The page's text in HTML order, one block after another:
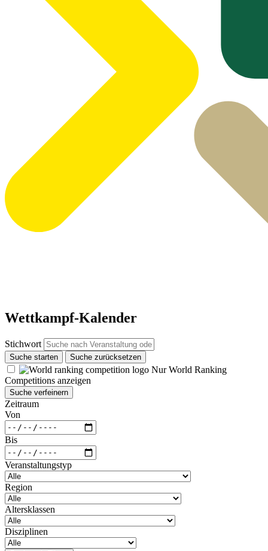
Wettkampf-Kalender
Stichwort
Suche starten Suche zurücksetzen
Nur World Ranking
Competitions anzeigen
Suche verfeinern
Zeitraum
Von
Bis
Veranstaltungstyp
Region
Altersklassen
Disziplinen